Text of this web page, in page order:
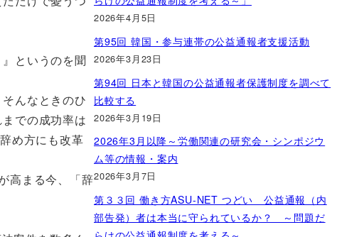
というのを聞
んなときのひ
での成功率は
め方にも改革
高まる今、「辞
2026年4月5日
第95回 韓国・参与連帯の公益通報者支援活動
2026年3月23日
第94回 日本と韓国の公益通報者保護制度を調べて
比較する
2026年3月19日
2026年3月以降～労働関連の研究会・シンポジウ
ム等の情報・案内
2026年3月7日
第３３回 働き方ASU-NET つどい 公益通報（内
部告発）者は本当に守られているか？ ～問題だ